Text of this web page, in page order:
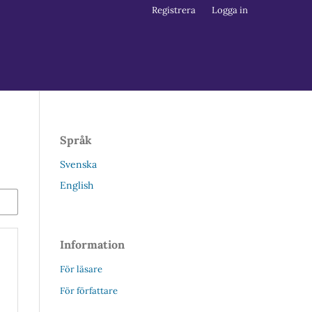
Registrera Logga in
Språk
Svenska
English
Information
För läsare
För författare